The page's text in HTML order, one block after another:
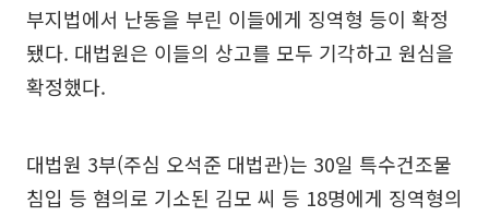
부지법에서 난동을 부린 이들에게 징역형 등이 확정
됐다. 대법원은 이들의 상고를 모두 기각하고 원심을
확정했다.
대법원 3부(주심 오석준 대법관)는 30일 특수건조물
침입 등 혐의로 기소된 김모 씨 등 18명에게 징역형의